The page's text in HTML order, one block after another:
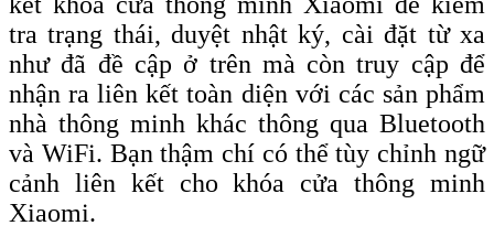
tra trạng thái, duyệt nhật ký, cài đặt từ xa
như đã đề cập ở trên mà còn truy cập để
nhận ra liên kết toàn diện với các sản phẩm
nhà thông minh khác thông qua Bluetooth
và WiFi. Bạn thậm chí có thể tùy chỉnh ngữ
cảnh liên kết cho khóa cửa thông minh
Xiaomi.